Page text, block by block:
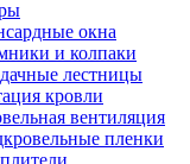
окна
и колпаки
лестницы
кровли
вентиляция
пленки